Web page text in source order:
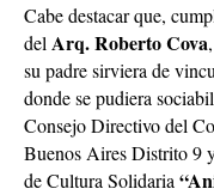
Cabe destacar que,
del Arq. Roberto Cova
su padre sirviera de
donde se pudiera
Consejo Directivo del
Buenos Aires Distrito 9
de Cultura Solidaria